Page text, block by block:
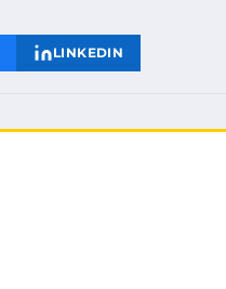
LINKEDIN